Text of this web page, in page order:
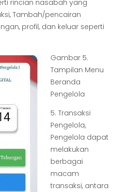
rincian nasabah yang
Tambah/pencairan
profil, dan keluar seperti
Gambar 5.
Tampilan Menu
Beranda
Pengelola
5. Transaksi
Pengelola,
Pengelola dapat
melakukan
berbagai
macam
transaksi, antara